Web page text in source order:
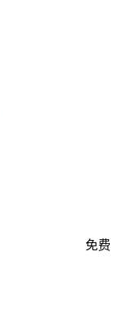
免费